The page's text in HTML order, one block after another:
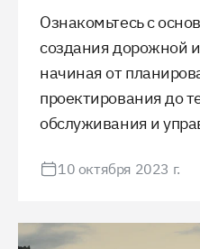
Ознакомьтесь с
создания дорожной
начиная от
проектирования до
обслуживания и
обеспечение
качественного и
10 октября 2023 г.